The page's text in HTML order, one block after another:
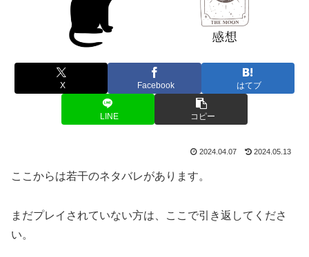
X Facebook はてブ
LINE コピー
2024.04.07 2024.05.13
ここからは若干のネタバレがあります。
まだプレイされていない方は、ここで引き返してくださ
い。